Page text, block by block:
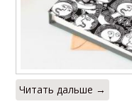
Читать дальше →